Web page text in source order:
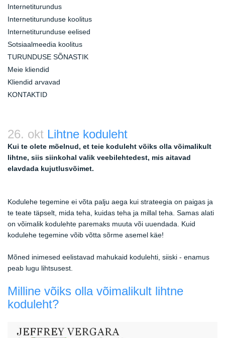
Internetiturundus
Internetiturunduse koolitus
Internetiturunduse eelised
Sotsiaalmeedia koolitus
TURUNDUSE SÕNASTIK
Meie kliendid
Kliendid arvavad
KONTAKTID
26. okt Lihtne koduleht
Kui te olete mõelnud, et teie koduleht võiks olla võimalikult
lihtne, siis siinkohal valik veebilehtedest, mis aitavad
elavdada kujutlusvõimet.
Kodulehe tegemine ei võta palju aega kui strateegia on paigas ja
te teate täpselt, mida teha, kuidas teha ja millal teha. Samas alati
on võimalik kodulehte paremaks muuta või uuendada. Kuid
kodulehe tegemine võib võtta sõrme asemel käe!
Mõned inimesed eelistavad mahukaid kodulehti, siiski - enamus
peab lugu lihtsusest.
Milline võiks olla võimalikult lihtne
koduleht?